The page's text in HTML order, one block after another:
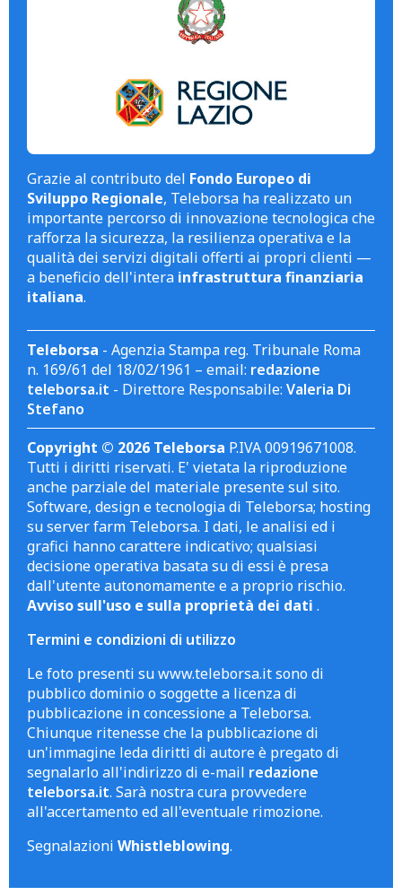
Grazie al contributo del Fondo Europeo di
Sviluppo Regionale, Teleborsa ha realizzato un
importante percorso di innovazione tecnologica che
rafforza la sicurezza, la resilienza operativa e la
qualità dei servizi digitali offerti ai propri clienti —
a beneficio dell'intera infrastruttura finanziaria
italiana.
Teleborsa - Agenzia Stampa reg. Tribunale Roma
n. 169/61 del 18/02/1961 – email: redazione
teleborsa.it - Direttore Responsabile: Valeria Di
Stefano
Copyright © 2026 Teleborsa P.IVA 00919671008.
Tutti i diritti riservati. E' vietata la riproduzione
anche parziale del materiale presente sul sito.
Software, design e tecnologia di Teleborsa; hosting
su server farm Teleborsa. I dati, le analisi ed i
grafici hanno carattere indicativo; qualsiasi
decisione operativa basata su di essi è presa
dall'utente autonomamente e a proprio rischio.
Avviso sull'uso e sulla proprietà dei dati .
Termini e condizioni di utilizzo
Le foto presenti su www.teleborsa.it sono di
pubblico dominio o soggette a licenza di
pubblicazione in concessione a Teleborsa.
Chiunque ritenesse che la pubblicazione di
un'immagine leda diritti di autore è pregato di
segnalarlo all'indirizzo di e-mail redazione
teleborsa.it. Sarà nostra cura provvedere
all'accertamento ed all'eventuale rimozione.
Segnalazioni Whistleblowing.